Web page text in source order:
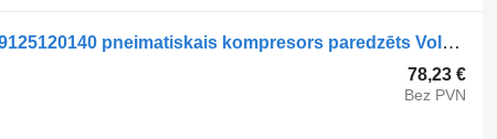
WABCO VOLVO, WABCO B9 (01.10-) 9125120140 pneimatiskais kompresors paredzēts Volvo B7, B8, B9, B12 bus (2005-) autobusa
78,23 €
Bez PVN